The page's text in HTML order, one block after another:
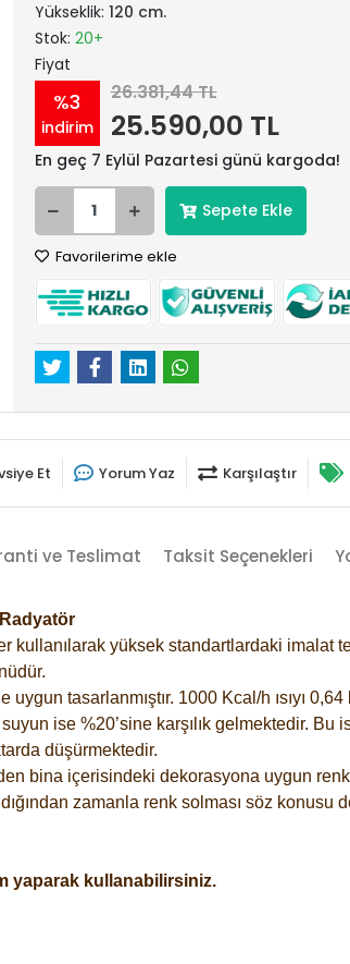
Yükseklik: 120 cm.
Stok: 20+
Fiyat
%3
indirim
26.381,44 TL
25.590,00 TL
En geç 7 Eylül Pazartesi günü kargoda!
Sepete Ekle
Favorilerime ekle
Et Yorum Yaz Karşılaştır
ve Teslimat Taksit Seçenekleri
kullanılarak yüksek standartlardaki imalat
tasarlanmıştır. 1000 Kcal/h ısıyı
ise %20’sine karşılık gelmektedir. Bu
düşürmektedir.
bina içerisindeki dekorasyona uygun
zamanla renk solması söz konusu
yaparak kullanabilirsiniz.